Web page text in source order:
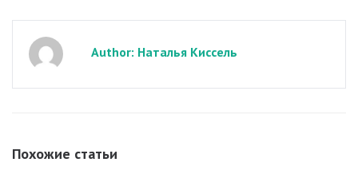
Author: Наталья Киссель
Похожие статьи